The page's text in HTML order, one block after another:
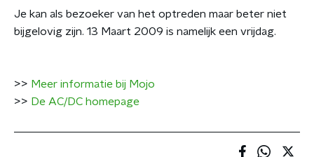
Je kan als bezoeker van het optreden maar beter niet
bijgelovig zijn. 13 Maart 2009 is namelijk een vrijdag.
>> Meer informatie bij Mojo
>> De AC/DC homepage